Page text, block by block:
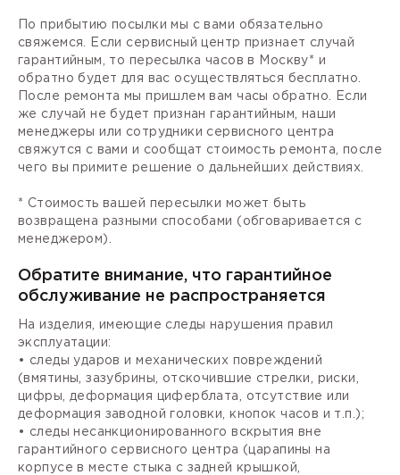
По прибытию посылки мы с вами обязательно
свяжемся. Если сервисный центр признает случай
гарантийным, то пересылка часов в Москву* и
обратно будет для вас осуществляться бесплатно.
После ремонта мы пришлем вам часы обратно. Если
же случай не будет признан гарантийным, наши
менеджеры или сотрудники сервисного центра
свяжутся с вами и сообщат стоимость ремонта, после
чего вы примите решение о дальнейших действиях.
* Стоимость вашей пересылки может быть
возвращена разными способами (обговаривается с
менеджером).
Обратите внимание, что гарантийное
обслуживание не распространяется
На изделия, имеющие следы нарушения правил
эксплуатации:
• следы ударов и механических повреждений
(вмятины, зазубрины, отскочившие стрелки, риски,
цифры, деформация циферблата, отсутствие или
деформация заводной головки, кнопок часов и т.п.);
• следы несанкционированного вскрытия вне
гарантийного сервисного центра (царапины на
корпусе в месте стыка с задней крышкой,